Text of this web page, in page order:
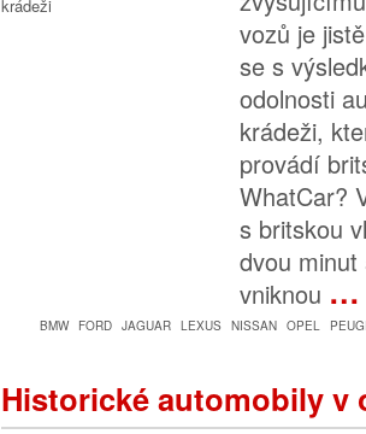
vozů je
se s
odolnosti
krádeži,
provádí
WhatCar?
s britskou
dvou minut
vniknou …
BMW FORD JAGUAR LEXUS NISSAN OPEL
Historické automobily v